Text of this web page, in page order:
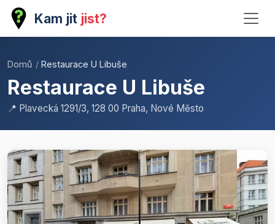
Kam jit jist?
Domů / Restaurace U Libuše
Restaurace U Libuše
📍 Plavecká 1291/3, 128 00 Praha, Nové Město